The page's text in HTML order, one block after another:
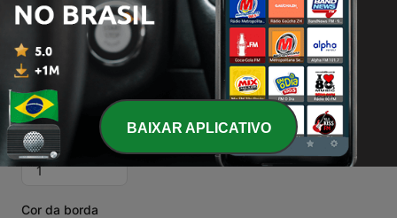
Cor secundária da fonte
Redefinir
Bordas
Largura da borda
Cor da borda
BAIXAR APLICATIVO